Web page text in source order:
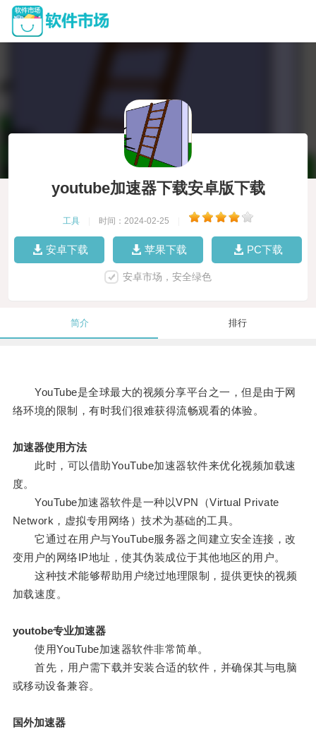
youtube加速器下载安卓版下载
工具 时间：2024-02-25
安卓下载 苹果下载 PC下载
安卓市场，安全绿色
简介 排行
YouTube是全球最大的视频分享平台之一，但是由于网
络环境的限制，有时我们很难获得流畅观看的体验。
加速器使用方法
此时，可以借助YouTube加速器软件来优化视频加载速
度。
YouTube加速器软件是一种以VPN（Virtual Private
Network，虚拟专用网络）技术为基础的工具。
它通过在用户与YouTube服务器之间建立安全连接，改
变用户的网络IP地址，使其伪装成位于其他地区的用户。
这种技术能够帮助用户绕过地理限制，提供更快的视频
加载速度。
youtobe专业加速器
使用YouTube加速器软件非常简单。
首先，用户需下载并安装合适的软件，并确保其与电脑
或移动设备兼容。
国外加速器